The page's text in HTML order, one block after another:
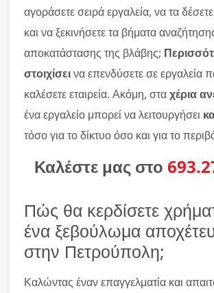
αγοράσετε σειρά εργαλεία, να τα
και να ξεκινήσετε τα βήματα
αποκατάστασης της βλάβης;
στοιχίσεινα επενδύσετε σε εργαλεία
καλέσετε εταιρεία. Ακόμη, σταχέρια
ένα εργαλείο μπορεί να λειτουργήσει
τόσο για το δίκτυο όσο και για το
Καλέστε μας στο
Πώς θα κερδίσετε
ένα ξεβούλωμα
στην Πετρούπολη;
Καλώντας έναν επαγγελματία και